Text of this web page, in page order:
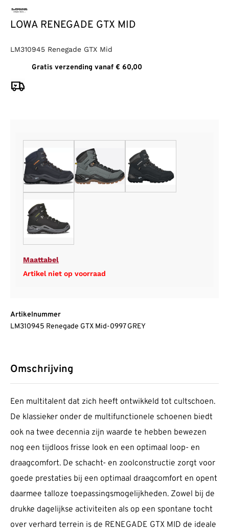
LOWA RENEGADE GTX MID
LM310945 Renegade GTX Mid
Gratis verzending vanaf € 60,00
Maattabel
Artikel niet op voorraad
Artikelnummer
LM310945 Renegade GTX Mid-0997 GREY
Omschrijving
Een multi­talent dat zich heeft ontwikkeld tot cult­schoen.
De klas­sieker onder de multi­func­tionele schoenen biedt
ook na twee decennia zijn waarde te hebben bewezen
nog een tijdloos frisse look en een optimaal loop- en
draag­comfort. De schacht- en zool­con­structie zorgt voor
goede pres­taties bij een optimaal draag­comfort en opent
daarmee talloze toepas­sings­mo­ge­lijkheden. Zowel bij de
drukke dage­lijkse acti­vi­teiten als op een spontane tocht
over verhard terrein is de RENEGADE GTX MID de ideale